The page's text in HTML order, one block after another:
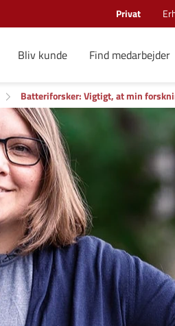
Privat
Bliv kunde Find medarbejder
Batteriforsker: Vigtigt, at min